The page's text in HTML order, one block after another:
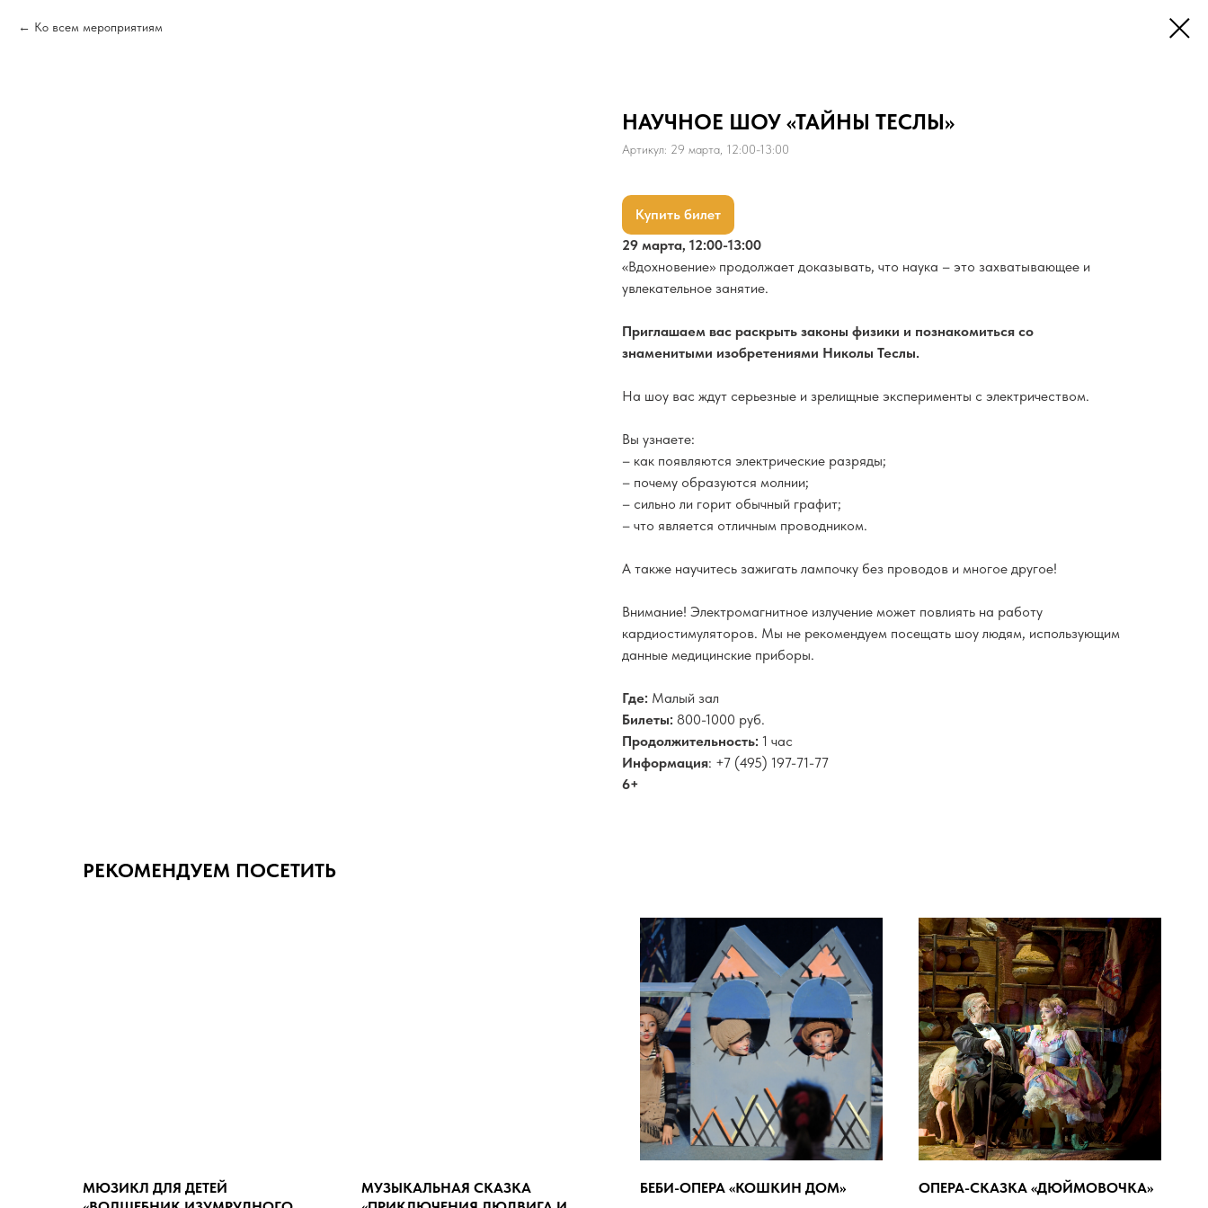
Ко всем мероприятиям
НАУЧНОЕ ШОУ «ТАЙНЫ ТЕСЛЫ»
Артикул: 29 марта, 12:00-13:00
Купить билет
29 марта, 12:00-13:00
«Вдохновение» продолжает доказывать, что наука – это захватывающее и
увлекательное занятие.
Приглашаем вас раскрыть законы физики и познакомиться со
знаменитыми изобретениями Николы Теслы.
На шоу вас ждут серьезные и зрелищные эксперименты с электричеством.
Вы узнаете:
– как появляются электрические разряды;
– почему образуются молнии;
– сильно ли горит обычный графит;
– что является отличным проводником.
А также научитесь зажигать лампочку без проводов и многое другое!
Внимание! Электромагнитное излучение может повлиять на работу
кардиостимуляторов. Мы не рекомендуем посещать шоу людям, использующим
данные медицинские приборы.
Где: Малый зал
Билеты: 800-1000 руб.
Продолжительность: 1 час
Информация: +7 (495) 197-71-77
6+
РЕКОМЕНДУЕМ ПОСЕТИТЬ
МЮЗИКЛ ДЛЯ ДЕТЕЙ
МУЗЫКАЛЬНАЯ СКАЗКА
БЕБИ-ОПЕРА «КОШКИН ДОМ» ОПЕРА-СКАЗКА «ДЮЙМОВОЧКА»